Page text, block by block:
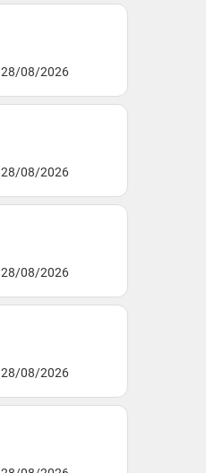
28/08/2026
28/08/2026
28/08/2026
28/08/2026